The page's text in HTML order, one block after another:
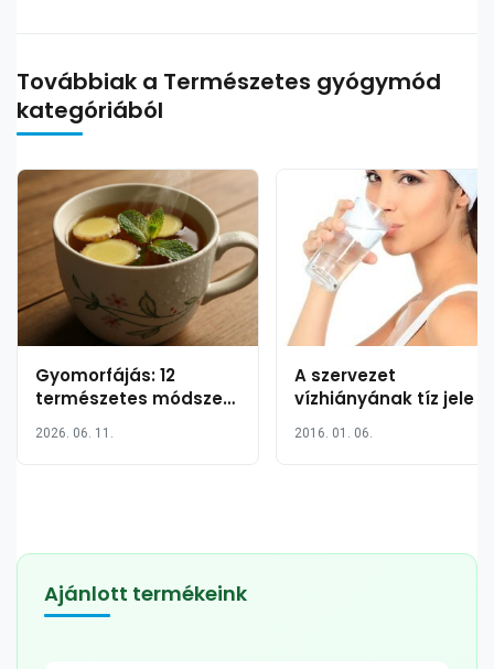
Továbbiak a Természetes gyógymód
kategóriából
Gyomorfájás: 12
természetes módszer
enyhítésére
2026. 06. 11.
A szervezet
vízhiányának tíz jele
2016. 01. 06.
Ajánlott termékeink